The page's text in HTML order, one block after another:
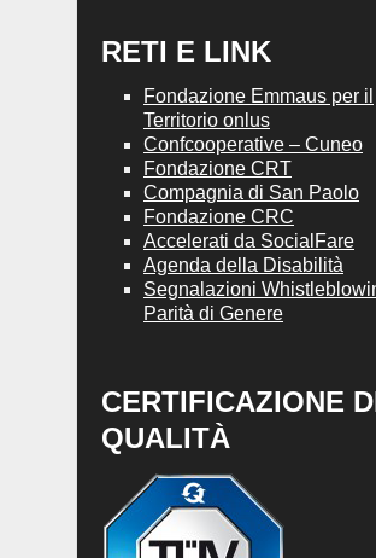
RETI E LINK
Fondazione Emmaus per il
Territorio onlus
Confcooperative – Cuneo
Fondazione CRT
Compagnia di San Paolo
Fondazione CRC
Accelerati da SocialFare
Agenda della Disabilità
Segnalazioni
Parità di Genere
CERTIFICAZIONE
QUALITÀ